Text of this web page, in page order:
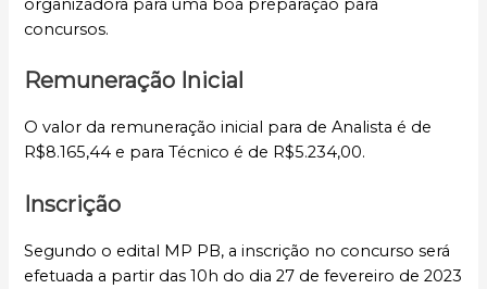
organizadora para uma boa preparação para
concursos.
Remuneração Inicial
O valor da remuneração inicial para de Analista é de
R$8.165,44 e para Técnico é de R$5.234,00.
Inscrição
Segundo o edital MP PB, a inscrição no concurso será
efetuada a partir das 10h do dia 27 de fevereiro de 2023